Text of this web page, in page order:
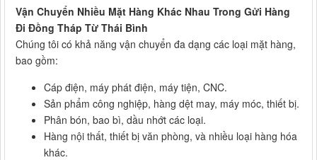
Vận Chuyển Nhiều Mặt Hàng Khác Nhau Trong Gửi Hàng
Đi Đồng Tháp Từ Thái Bình
Chúng tôi có khả năng vận chuyển đa dạng các loại mặt hàng,
bao gồm:
Cáp điện, máy phát điện, máy tiện, CNC.
Sản phẩm công nghiệp, hàng dệt may, máy móc, thiết bị.
Phân bón, bao bì, dầu nhớt các loại.
Hàng nội thất, thiết bị văn phòng, và nhiều loại hàng hóa
khác.